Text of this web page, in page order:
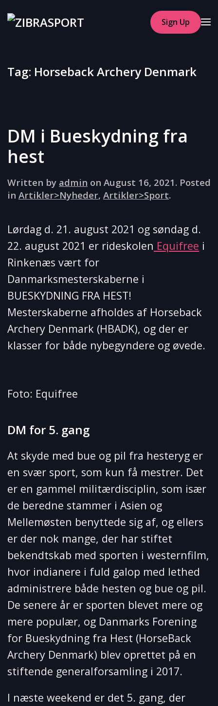
Skip to main content
Sign Up
Tag: Horseback Archery Denmark
DM i Bueskydning fra
hest
Written by admin on August 16, 2021. Posted
in Artikler>Nyheder, Artikler>Sport.
Lørdag d. 21. august 2021 og søndag d.
22. august 2021 er rideskolen Equifree i
Rinkenæs vært for
Danmarksmesterskaberne i
BUESKYDNING FRA HEST!
Mesterskaberne afholdes af Horseback
Archery Denmark (HBADK), og der er
klasser for både nybegyndere og øvede.
Foto: Equifree
DM for 5. gang
At skyde med bue og pil fra hesteryg er
en svær sport, som kun få mestrer. Det
er en gammel militærdisciplin, som især
de beredne stammer i Asien og
Mellemøsten benyttede sig af, og ellers
er der nok mange, der har stiftet
bekendtskab med sporten i westernfilm,
hvor indianere i fuld galop med lethed
administrere både hesten og bue og pil.
De senere år er sporten blevet mere og
mere populær, og Danmarks Forening
for Bueskydning fra Hest (HorseBack
Archery Denmark) blev oprettet på en
stiftende generalforsamling i 2017.
I næste weekend er det 5. gang, der